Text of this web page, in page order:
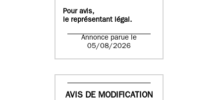
Pour avis,
le représentant légal.
Annonce parue le
05/08/2026
AVIS DE MODIFICATION